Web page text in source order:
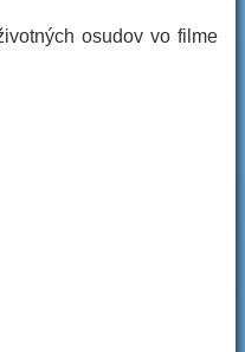
osudov vo filme